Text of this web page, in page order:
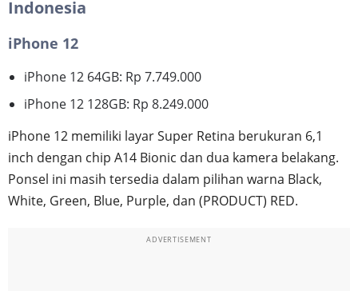
Indonesia
iPhone 12
iPhone 12 64GB: Rp 7.749.000
iPhone 12 128GB: Rp 8.249.000
iPhone 12 memiliki layar Super Retina berukuran 6,1
inch dengan chip A14 Bionic dan dua kamera belakang.
Ponsel ini masih tersedia dalam pilihan warna Black,
White, Green, Blue, Purple, dan (PRODUCT) RED.
ADVERTISEMENT